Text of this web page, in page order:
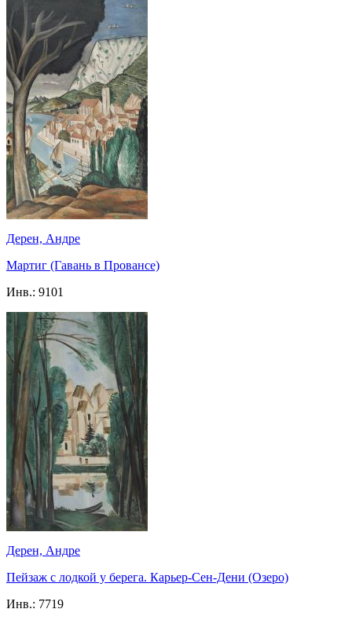
Дерен, Андре
Мартиг (Гавань в Провансе)
Инв.: 9101
Дерен, Андре
Пейзаж с лодкой у берега. Карьер-Сен-Дени (Озеро)
Инв.: 7719